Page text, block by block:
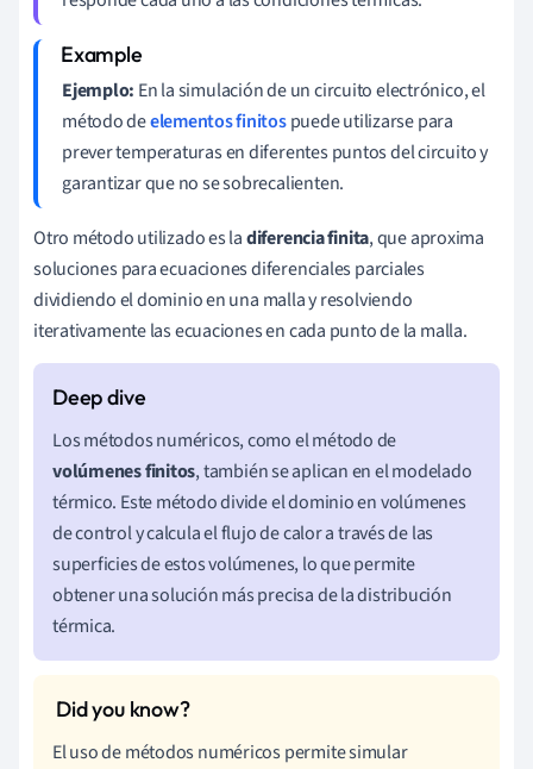
Ejemplo: En la simulación de un circuito electrónico, el
método deelementos finitospuede utilizarse para
prever temperaturas en diferentes puntos del circuito y
garantizar que no se sobrecalienten.
Otro método utilizado es ladiferencia finita, que aproxima
soluciones para ecuaciones diferenciales parciales
dividiendo el dominio en una malla y resolviendo
iterativamente las ecuaciones en cada punto de la malla.
Los métodos numéricos, como el método de
volúmenes finitos, también se aplican en el modelado
térmico. Este método divide el dominio en volúmenes
de control y calcula el flujo de calor a través de las
superficies de estos volúmenes, lo que permite
obtener una solución más precisa de la distribución
térmica.
El uso de métodos numéricos permite simular